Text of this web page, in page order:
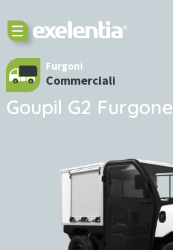
Furgoni
Commerciali
Goupil G2 Furgone